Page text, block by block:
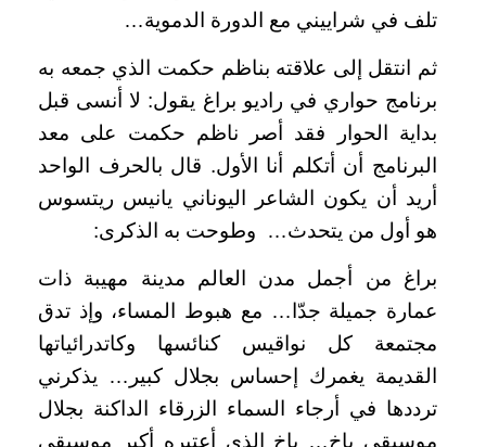
تلف في شراييني مع الدورة الدموية…
ثم انتقل إلى علاقته بناظم حكمت الذي جمعه به
برنامج حواري في راديو براغ يقول: لا أنسى قبل
بداية الحوار فقد أصر ناظم حكمت على معد
البرنامج أن أتكلم أنا الأول. قال بالحرف الواحد
أريد أن يكون الشاعر اليوناني يانيس ريتسوس
هو أول من يتحدث… وطوحت به الذكرى:
براغ من أجمل مدن العالم مدينة مهيبة ذات
عمارة جميلة جدّا… مع هبوط المساء، وإذ تدق
مجتمعة كل نواقيس كنائسها وكاتدرائياتها
القديمة يغمرك إحساس بجلال كبير… يذكرني
ترددها في أرجاء السماء الزرقاء الداكنة بجلال
موسيقى باخ… باخ الذي أعتبره أكبر موسيقي